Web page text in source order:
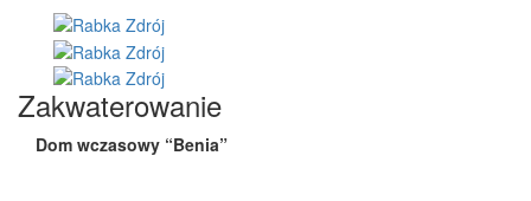
Zakwaterowanie
Dom wczasowy “Benia”